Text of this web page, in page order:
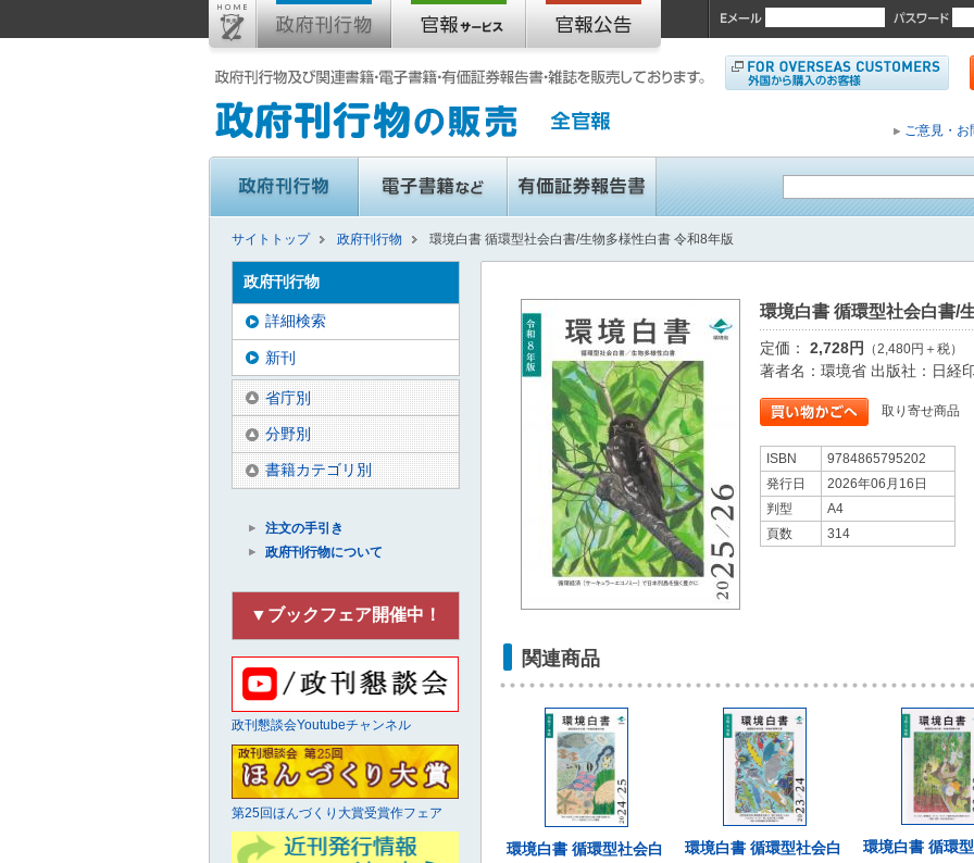
ご意見・お
サイトトップ 政府刊行物 環境白書 循環型社会白書/生物多様性白書 令和8年版
環境白書 循環型社会白書/
定価： 2,728円 （2,480円＋税）
著者名：環境省 出版社：日経
取り寄せ商品
ISBN
9784865795202
発行日
2026年06月16日
判型
A4
頁数
314
関連商品
環境白書 循環型社会白
環境白書 循環型社会白
環境白書 循環
政府刊行物
詳細検索
新刊
省庁別
分野別
書籍カテゴリ別
注文の手引き
政府刊行物について
▼ブックフェア開催中！
政刊懇談会Youtubeチャンネル
第25回ほんづくり大賞受賞作フェア